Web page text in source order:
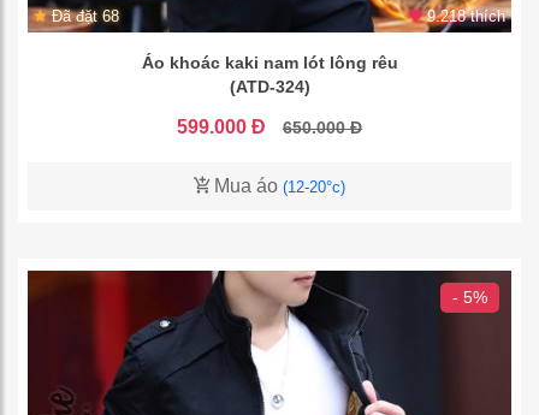
Đã đặt 68 9.218 thích
Áo khoác kaki nam lót lông rêu
(ATD-324)
599.000 Đ 650.000 Đ
Mua áo (12-20°c)
- 5%